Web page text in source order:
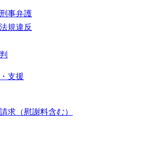
事弁護
規違反
支援
求（慰謝料含む）